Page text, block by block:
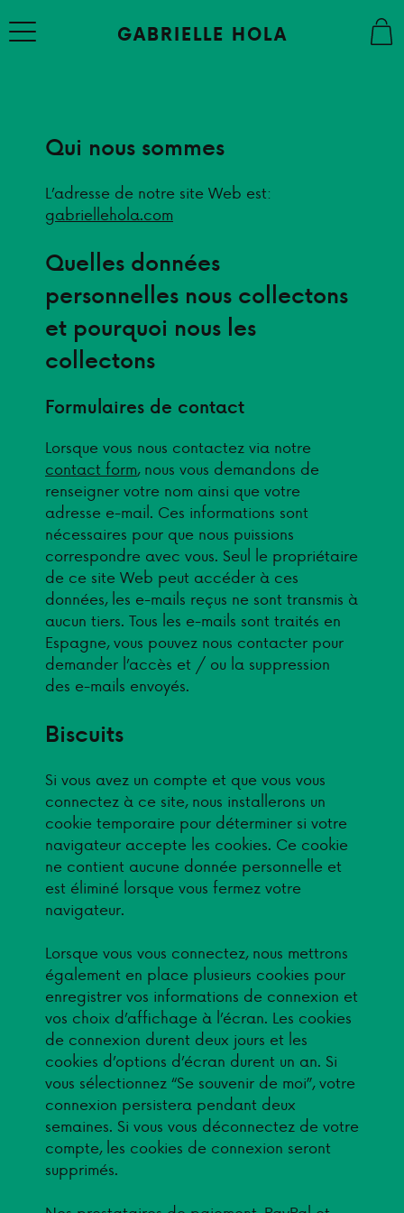
to
GABRIELLE HOLA
Qui nous sommes
L’adresse de notre site Web est:
gabriellehola.com
Quelles données
personnelles nous collectons
et pourquoi nous les
collectons
Formulaires de contact
Lorsque vous nous contactez via notre
contact form, nous vous demandons de
renseigner votre nom ainsi que votre
adresse e-mail. Ces informations sont
nécessaires pour que nous puissions
correspondre avec vous. Seul le propriétaire
de ce site Web peut accéder à ces
données, les e-mails reçus ne sont transmis à
aucun tiers. Tous les e-mails sont traités en
Espagne, vous pouvez nous contacter pour
demander l’accès et / ou la suppression
des e-mails envoyés.
Biscuits
Si vous avez un compte et que vous vous
connectez à ce site, nous installerons un
cookie temporaire pour déterminer si votre
navigateur accepte les cookies. Ce cookie
ne contient aucune donnée personnelle et
est éliminé lorsque vous fermez votre
navigateur.
Lorsque vous vous connectez, nous mettrons
également en place plusieurs cookies pour
enregistrer vos informations de connexion et
vos choix d’affichage à l’écran. Les cookies
de connexion durent deux jours et les
cookies d’options d’écran durent un an. Si
vous sélectionnez “Se souvenir de moi”, votre
connexion persistera pendant deux
semaines. Si vous vous déconnectez de votre
compte, les cookies de connexion seront
supprimés.
STUDIO
CONTACT